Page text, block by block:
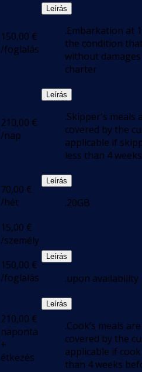
150,00 €
/foglalás
Leírás
.Embarkation at
the condition
without
charter
210,00 €
/nap
Leírás
.Skipper's meals
covered by the
applicable if
less than 4
70,00 €
/hét
Leírás
.20GB
15,00 €
/személy
150,00 €
/foglalás
Leírás
.upon availability
210,00 €
naponta
+
étkezés
Leírás
.Cook’s meals
covered by the
applicable if
than 4 weeks